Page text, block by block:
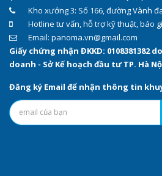
Kho xưởng 3: Số 166, đường Vành
Hotline tư vấn, hỗ trợ kỹ thuật, báo
Email: panoma.vn@gmail.com
Giấy chứng nhận ĐKKD: 0108381382
doanh - Sở Kế hoạch đầu tư TP. Hà
Đăng ký Email để nhận thông tin